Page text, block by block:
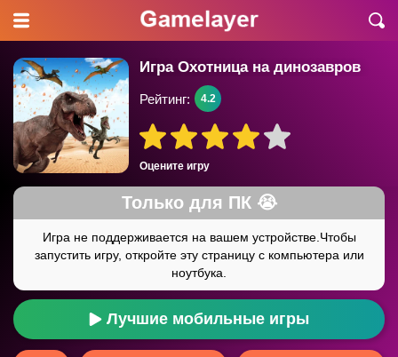
Игра Охотница на динозавров
Оцените игру
Рейтинг: 4.2
Лучшие мобильные игры